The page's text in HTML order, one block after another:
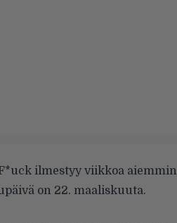
ilmestyy viikkoa aiemmin
on 22. maaliskuuta.